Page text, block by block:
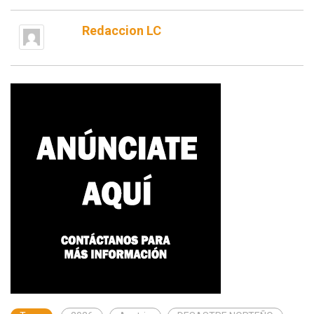
Redaccion LC